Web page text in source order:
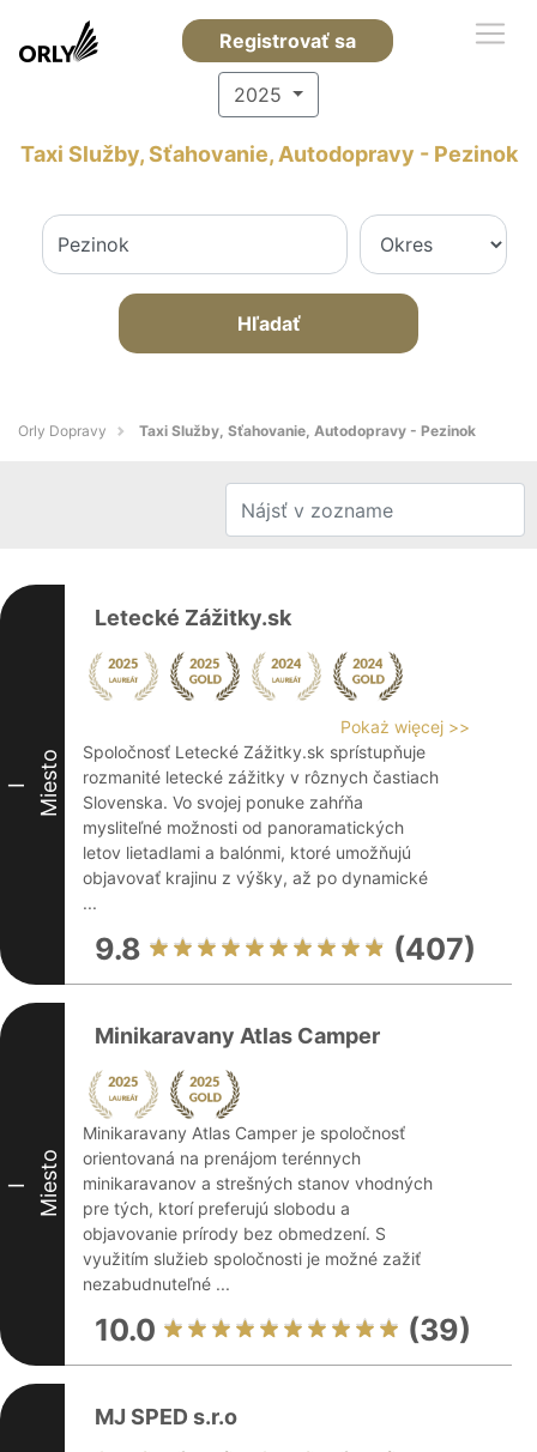
Registrovať sa
2025
Taxi Služby, Sťahovanie, Autodopravy - Pezinok
Hľadať
Orly Dopravy Taxi Služby, Sťahovanie, Autodopravy - Pezinok
I Miesto
Letecké Zážitky.sk
Pokaż więcej >>
Spoločnosť Letecké Zážitky.sk sprístupňuje
rozmanité letecké zážitky v rôznych častiach
Slovenska. Vo svojej ponuke zahŕňa
mysliteľné možnosti od panoramatických
letov lietadlami a balónmi, ktoré umožňujú
objavovať krajinu z výšky, až po dynamické
...
9.8 (407)
I Miesto
Minikaravany Atlas Camper
Minikaravany Atlas Camper je spoločnosť
orientovaná na prenájom terénnych
minikaravanov a strešných stanov vhodných
pre tých, ktorí preferujú slobodu a
objavovanie prírody bez obmedzení. S
využitím služieb spoločnosti je možné zažiť
nezabudnuteľné ...
10.0 (39)
MJ SPED s.r.o